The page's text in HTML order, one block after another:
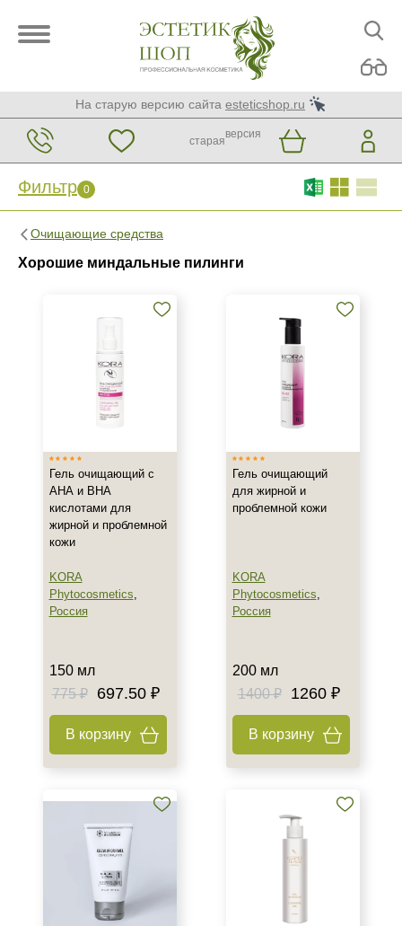
На старую версию сайта esteticshop.ru
старая
версия
Фильтр 0
Очищающие средства
Хорошие миндальные пилинги
Фильтр 0
Россия
Франция
Тип товара
Масло
Масло для лица
Домашняя
Профессиональная
Тип кожи
Комбинированная
Гель очищающий с
АНА и ВНА
кислотами для
жирной и проблемной
кожи
KORA
Phytocosmetics,
Россия
150 мл
775 ₽
697.50 ₽
В корзину
Гель очищающий
для жирной и
проблемной кожи
KORA
Phytocosmetics,
Россия
200 мл
1400 ₽
1260 ₽
В корзину